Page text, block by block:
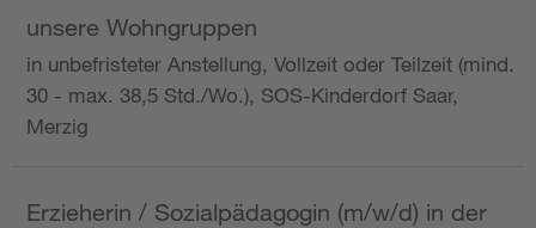
unsere Wohngruppen
in unbefristeter Anstellung, Vollzeit oder Teilzeit (mind.
30 - max. 38,5 Std./Wo.), SOS-Kinderdorf Saar,
Merzig
Erzieherin / Sozialpädagogin (m/w/d) in der